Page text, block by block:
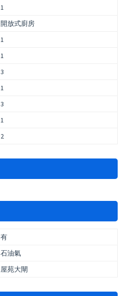
1
開放式廚房
1
1
3
1
3
1
2
有
石油氣
屋苑大閘